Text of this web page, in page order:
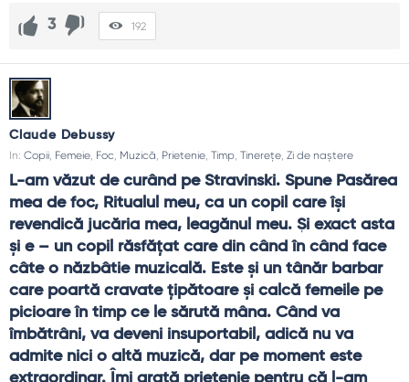
Ritualuri
: început și final de zi.
Refacere: somn, mișcare, liniște.
Ghid de folosire
Blochează timp pentru lucru profund.
Programează pauze înainte de epuizare.
Închide ziua cu un mini-raport: ce a mers, ce ajustez.
FAQ și reflecții finale
Cum scap de senzația că „nu am timp”?
Nu timpul lipsește, ci claritatea. Scrie trei priorități și spune
nu restului. Urgențele altora nu sunt automat ale tale;
calendarul e gardul atenției.
3 192
Claude Debussy
In: Copii, Femeie, Foc, Muzică, Prietenie, Timp, Tinerețe, Zi de naștere
L-am văzut de curând pe Stravinski. Spune Pasărea
mea de foc, Ritualul meu, ca un copil care îşi
revendică jucăria mea, leagănul meu. Şi exact asta
şi e – un copil răsfăţat care din când în când face
câte o năzbâtie muzicală. Este şi un tânăr barbar
care poartă cravate ţipătoare şi calcă femeile pe
picioare în timp ce le sărută mâna. Când va
îmbătrâni, va deveni insuportabil, adică nu va
admite nici o altă muzică, dar pe moment este
extraordinar. Îmi arată prietenie pentru că l-am